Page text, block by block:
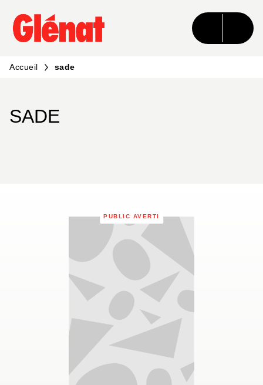
MENU RECHERCHE CONTENU
PIED DE PAGE
Accueil sade
SADE
PUBLIC AVERTI